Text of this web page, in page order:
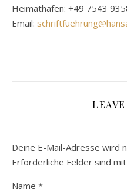
Heimathafen: +49 7543
Email:
Deine E-Mail-Adresse wird
Erforderliche Felder sind mit
Name *